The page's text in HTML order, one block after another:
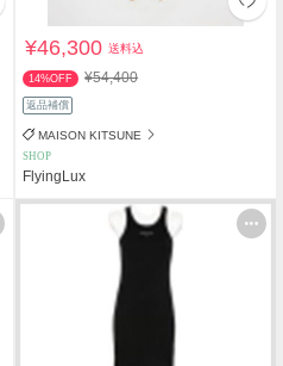
¥46,300送料込
14%OFF ¥54,400
返品補償
MAISON KITSUNE
SHOP
FlyingLux